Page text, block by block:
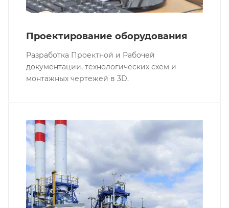
Проектирование оборудования
Разработка Проектной и Рабочей
документации, технологических схем и
монтажных чертежей в 3D.